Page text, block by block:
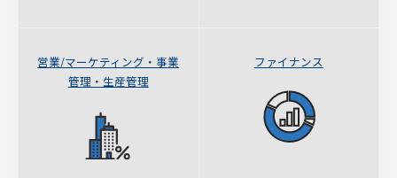
営業/マーケティング・事業
管理・生産管理
ファイナンス